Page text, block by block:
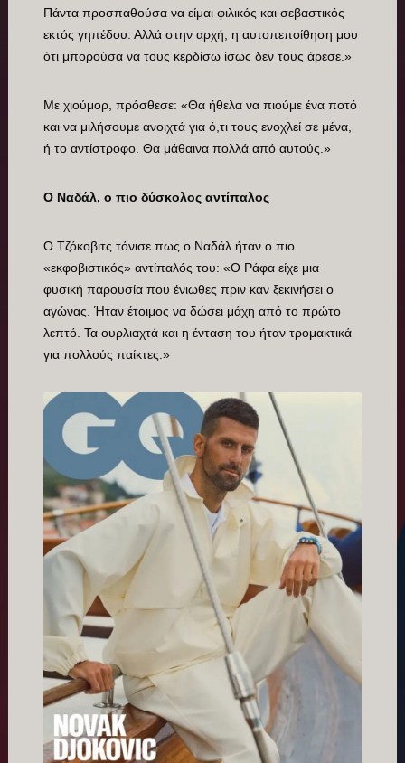
Πάντα προσπαθούσα να είμαι φιλικός και σεβαστικός
εκτός γηπέδου. Αλλά στην αρχή, η αυτοπεποίθηση μου
ότι μπορούσα να τους κερδίσω ίσως δεν τους άρεσε.»
Με χιούμορ, πρόσθεσε: «Θα ήθελα να πιούμε ένα ποτό
και να μιλήσουμε ανοιχτά για ό,τι τους ενοχλεί σε μένα,
ή το αντίστροφο. Θα μάθαινα πολλά από αυτούς.»
Ο Ναδάλ, ο πιο δύσκολος αντίπαλος
Ο Τζόκοβιτς τόνισε πως ο Ναδάλ ήταν ο πιο
«εκφοβιστικός» αντίπαλός του: «Ο Ράφα είχε μια
φυσική παρουσία που ένιωθες πριν καν ξεκινήσει ο
αγώνας. Ήταν έτοιμος να δώσει μάχη από το πρώτο
λεπτό. Τα ουρλιαχτά και η ένταση του ήταν τρομακτικά
για πολλούς παίκτες.»